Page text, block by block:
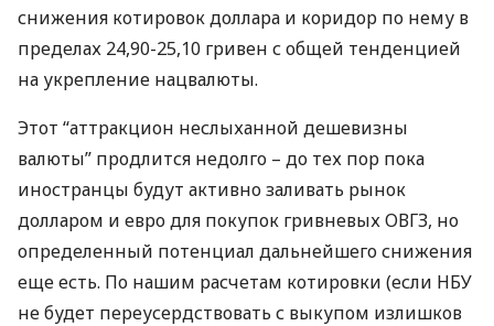
снижения котировок доллара и коридор по нему в
пределах 24,90-25,10 гривен с общей тенденцией
на укрепление нацвалюты.
Этот “аттракцион неслыханной дешевизны
валюты” продлится недолго – до тех пор пока
иностранцы будут активно заливать рынок
долларом и евро для покупок гривневыхОВГЗ, но
определенный потенциал дальнейшего снижения
еще есть. По нашим расчетам котировки (если НБУ
не будет переусердствовать с выкупом излишков